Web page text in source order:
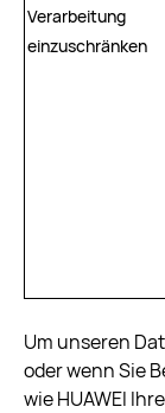
Verarbeitung
einzuschränken
Um unseren
oder wenn Sie
wie HUAWEI